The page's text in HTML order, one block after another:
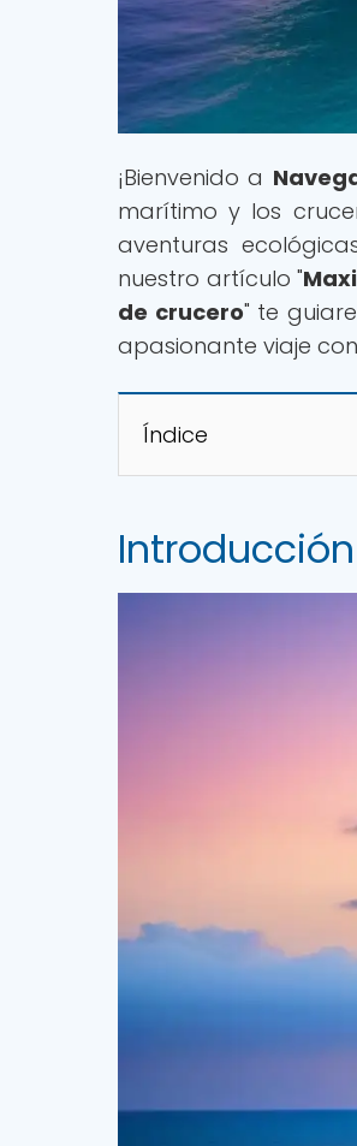
¡Bienvenido a
marítimo y los
aventuras
nuestro artículo "
de crucero" te
apasionante viaje
Índice
Introducción